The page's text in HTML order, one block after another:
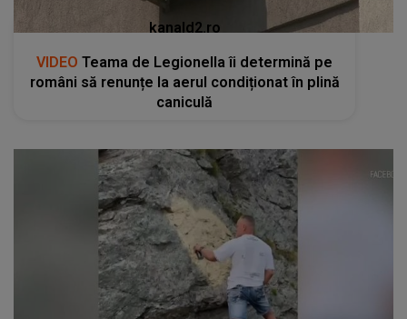
kanald2.ro
VIDEO Teama de Legionella îi determină pe
români să renunțe la aerul condiționat în plină
caniculă